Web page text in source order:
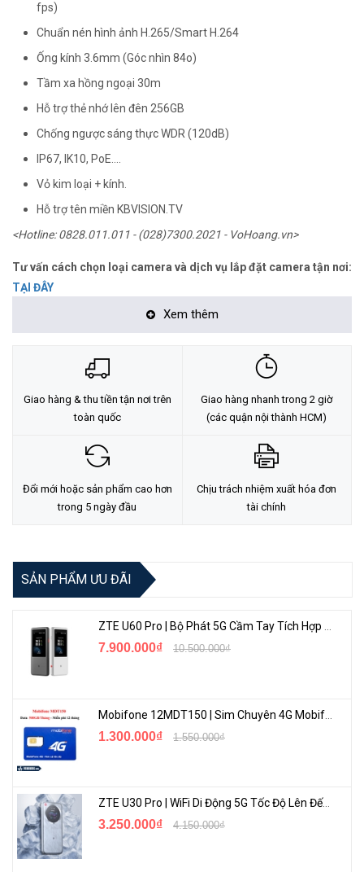
fps)
Chuẩn nén hình ảnh H.265/Smart H.264
Ống kính 3.6mm (Góc nhìn 84o)
Tầm xa hồng ngoại 30m
Hỗ trợ thẻ nhớ lên đên 256GB
Chống ngược sáng thực WDR (120dB)
IP67, IK10, PoE....
Vỏ kim loại + kính.
Hỗ trợ tên miền KBVISION.TV
<Hotline: 0828.011.011 - (028)7300.2021 - VoHoang.vn>
Tư vấn cách chọn loại camera và dịch vụ lắp đặt camera tận nơi:
TẠI ĐÂY
Xem thêm
Giao hàng & thu tiền tận nơi trên
toàn quốc
Giao hàng nhanh trong 2 giờ
(các quận nội thành HCM)
Đổi mới hoặc sản phẩm cao hơn
trong 5 ngày đầu
Chịu trách nhiệm xuất hóa đơn
tài chính
SẢN PHẨM ƯU ĐÃI
ZTE U60 Pro | Bộ Phát 5G Cầm Tay Tích Hợp Công Nghệ WiFi 7, Pin 10000mAh
7.900.000₫ 10.500.000₫
1.300.000₫ 1.550.000₫
ZTE U30 Pro | WiFi Di Động 5G Tốc Độ Lên Đến 500Mbps, Màn Hình Cảm Ứng
3.250.000₫ 4.150.000₫